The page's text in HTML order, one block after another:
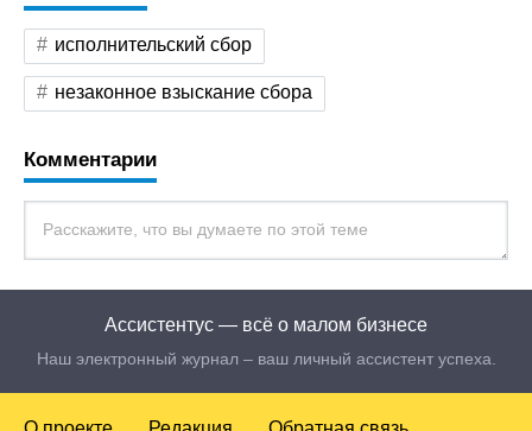
исполнительский сбор
незаконное взыскание сбора
Комментарии
Ассистентус — всё о малом бизнесе
Наш электронный журнал – ваш личный ассистент успеха.